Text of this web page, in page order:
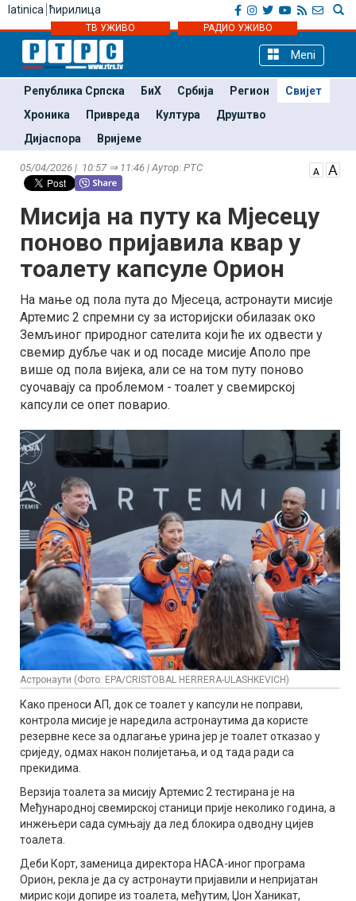
latinica ћирилица
ТВ УЖИВО РАДИО УЖИВО
Meni
Република Српска БиХ Србија Регион
Свијет
Хроника
Привреда Култура
Друштво
Дијаспора
Вријеме
05/04/2026 | 10:57 ⇒ 11:46 | Аутор: РТС
Мисијa на путу ка Мjесецу
поново пријавила квар у
тоалету капсуле Орион
На мање од пола пута до Мјесеца, астронаути мисије
Артемис 2 спремни су за историјски обилазак око
Земљиног природног сателита који ће их одвести у
свемир дубље чак и од посаде мисије Аполо пре
више од пола вијека, али се на том путу поново
суочавају са проблемом - тоалет у свемирској
капсули се опет поварио.
Астронаути (Фото: EPA/CRISTOBAL HERRERA-ULASHKEVICH)
Како преноси АП, док се тоалет у капсули не поправи,
контрола мисије је наредила астронаутима да користе
резервне кесе за одлагање урина јер је тоалет отказао у
сриједу, одмах након полијетања, и од тада ради са
прекидима.
Верзија тоалета за мисију Артемис 2 тестирана је на
Међународној свемирској станици прије неколико година, а
инжењери сада сумњају да лед блокира одводну цијев
тоалета.
Деби Корт, заменица директора НАСА-иног програма
Орион, рекла је да су астронаути пријавили и непријатан
мирис који допире из тоалета, међутим, Џон Ханикат,